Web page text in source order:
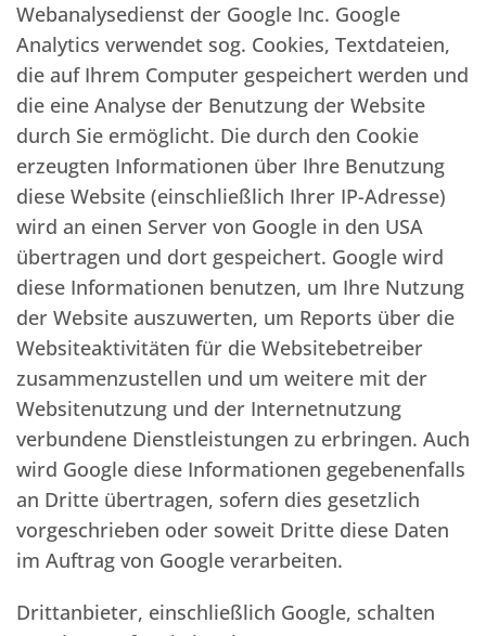
Webanalysedienst der Google Inc. Google
Analytics verwendet sog. Cookies, Textdateien,
die auf Ihrem Computer gespeichert werden und
die eine Analyse der Benutzung der Website
durch Sie ermöglicht. Die durch den Cookie
erzeugten Informationen über Ihre Benutzung
diese Website (einschließlich Ihrer IP-Adresse)
wird an einen Server von Google in den USA
übertragen und dort gespeichert. Google wird
diese Informationen benutzen, um Ihre Nutzung
der Website auszuwerten, um Reports über die
Websiteaktivitäten für die Websitebetreiber
zusammenzustellen und um weitere mit der
Websitenutzung und der Internetnutzung
verbundene Dienstleistungen zu erbringen. Auch
wird Google diese Informationen gegebenenfalls
an Dritte übertragen, sofern dies gesetzlich
vorgeschrieben oder soweit Dritte diese Daten
im Auftrag von Google verarbeiten.
Drittanbieter, einschließlich Google, schalten